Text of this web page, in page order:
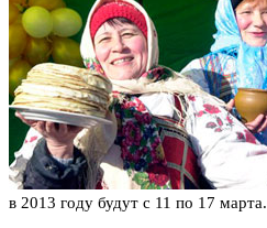
в 2013 году будут с 11 по 17 марта.